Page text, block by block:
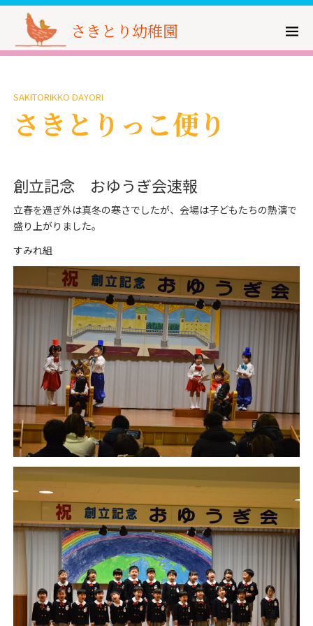
さきとり幼稚園
SAKITORIKKO DAYORI
さきとりっこ便り
創立記念 おゆうぎ会速報
立春を過ぎ外は真冬の寒さでしたが、会場は子どもたちの熱演で
盛り上がりました。
すみれ組